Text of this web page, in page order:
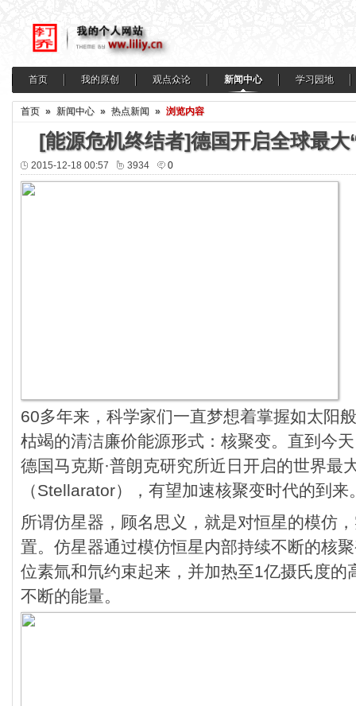
首页 我的原创 观点众论 新闻中心 学习园地
首页 » 新闻中心 » 热点新闻 » 浏览内容
[能源危机终结者]德国开启全球最
2015-12-18 00:57 3934 0
60多年来，科学家们一直梦想着掌握如太阳
枯竭的清洁廉价能源形式：核聚变。直到今
德国马克斯·普朗克研究所近日开启的世界最
（Stellarator），有望加速核聚变时代的到来
所谓仿星器，顾名思义，就是对恒星的模仿
置。仿星器通过模仿恒星内部持续不断的核
位素氚和氘约束起来，并加热至1亿摄氏度的
不断的能量。